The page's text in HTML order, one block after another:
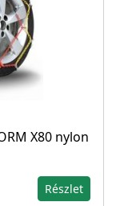
X80 nylon
Részlet